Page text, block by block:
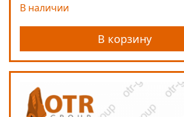
В корзину
В наличии